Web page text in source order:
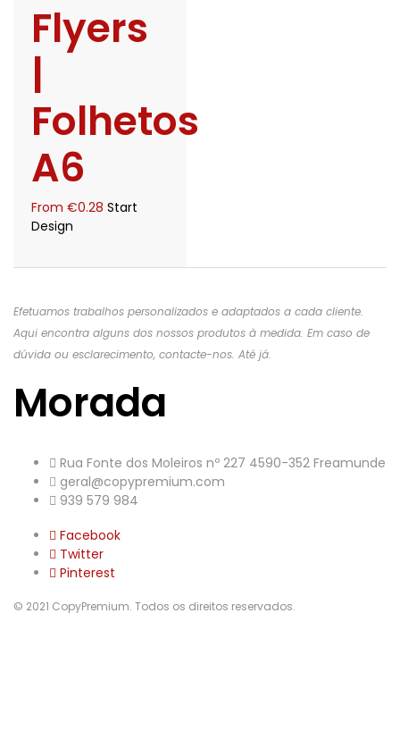
Flyers
|
Folhetos
A6
From €0.28 Start
Design
Efetuamos trabalhos personalizados e adaptados a cada cliente.
Aqui encontra alguns dos nossos produtos à medida. Em caso de
dúvida ou esclarecimento, contacte-nos. Até já.
Morada
Rua Fonte dos Moleiros nº 227 4590-352 Freamunde
geral@copypremium.com
939 579 984
Facebook
Twitter
Pinterest
© 2021 CopyPremium. Todos os direitos reservados.